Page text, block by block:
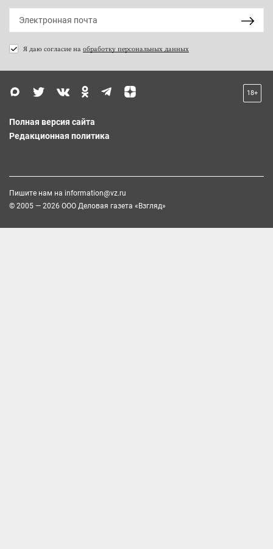
Я даю согласие на обработку персональных данных
18+
Полная версия сайта
Редакционная политика
Пишите нам на information@vz.ru
© 2005 — 2026 ООО Деловая газета «Взгляд»